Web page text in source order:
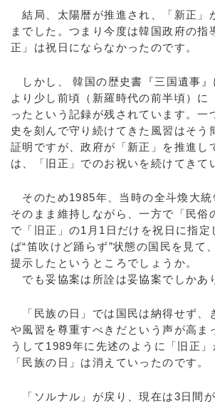
結局、太陽暦が推進され、「新正」
までした。つまり今度は韓国政府の指
正」は祝日にならなかったのです。
しかし、 韓国の歴史書『三国遺事』
より少し前頃（新羅時代の前半頃）に
ったという記録が残されています。一
史を刻んで守り続けてきた風習はそう
証明ですが、政府が「新正」を推進し
は、「旧正」でのお祝いを続けてきて
そのため1985年、当時の全斗煥大統
そのまま維持しながら、一方で「民俗
で「旧正」の1月1日だけを祝日に指定
ば“笛吹けど踊らず”状態の国民を見て
提示したというところでしょうか。
でも妥協案は所詮は妥協案でしかあ
「民族の日」では国民は納得せず、
や風習を尊重すべきだという声が高ま
うして1989年に先述のように「旧正」
「民族の日」は消えていったのです。
「ソルナル」が戻り、現在は3日間